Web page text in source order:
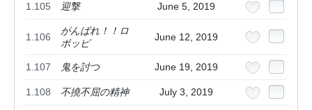
1.105 迎撃 June 5, 2019
1.106
がんばれ！！ロ
ボッピ
June 12, 2019
1.107 鬼を討つ June 19, 2019
1.108 不撓不屈の精神 July 3, 2019